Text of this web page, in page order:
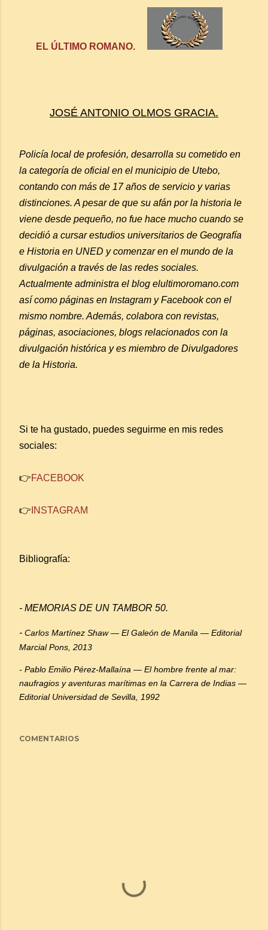
EL ÚLTIMO ROMANO.
JOSÉ ANTONIO OLMOS GRACIA.
Policía local de profesión, desarrolla su cometido en
la categoría de oficial en el municipio de Utebo,
contando con más de 17 años de servicio y varias
distinciones. A pesar de que su afán por la historia le
viene desde pequeño, no fue hace mucho cuando se
decidió a cursar estudios universitarios de Geografía
e Historia en UNED y comenzar en el mundo de la
divulgación a través de las redes sociales.
Actualmente administra el blog elultimoromano.com
así como páginas en Instagram y Facebook con el
mismo nombre. Además, colabora con revistas,
páginas, asociaciones, blogs relacionados con la
divulgación histórica y es miembro de Divulgadores
de la Historia.
Si te ha gustado, puedes seguirme en mis redes
sociales:
👉FACEBOOK
👉 INSTAGRAM
Bibliografía:
- MEMORIAS DE UN TAMBOR 50.
- Carlos Martínez Shaw — El Galeón de Manila — Editorial
Marcial Pons, 2013
- Pablo Emilio Pérez-Mallaína — El hombre frente al mar:
naufragios y aventuras marítimas en la Carrera de Indias —
Editorial Universidad de Sevilla, 1992
COMENTARIOS